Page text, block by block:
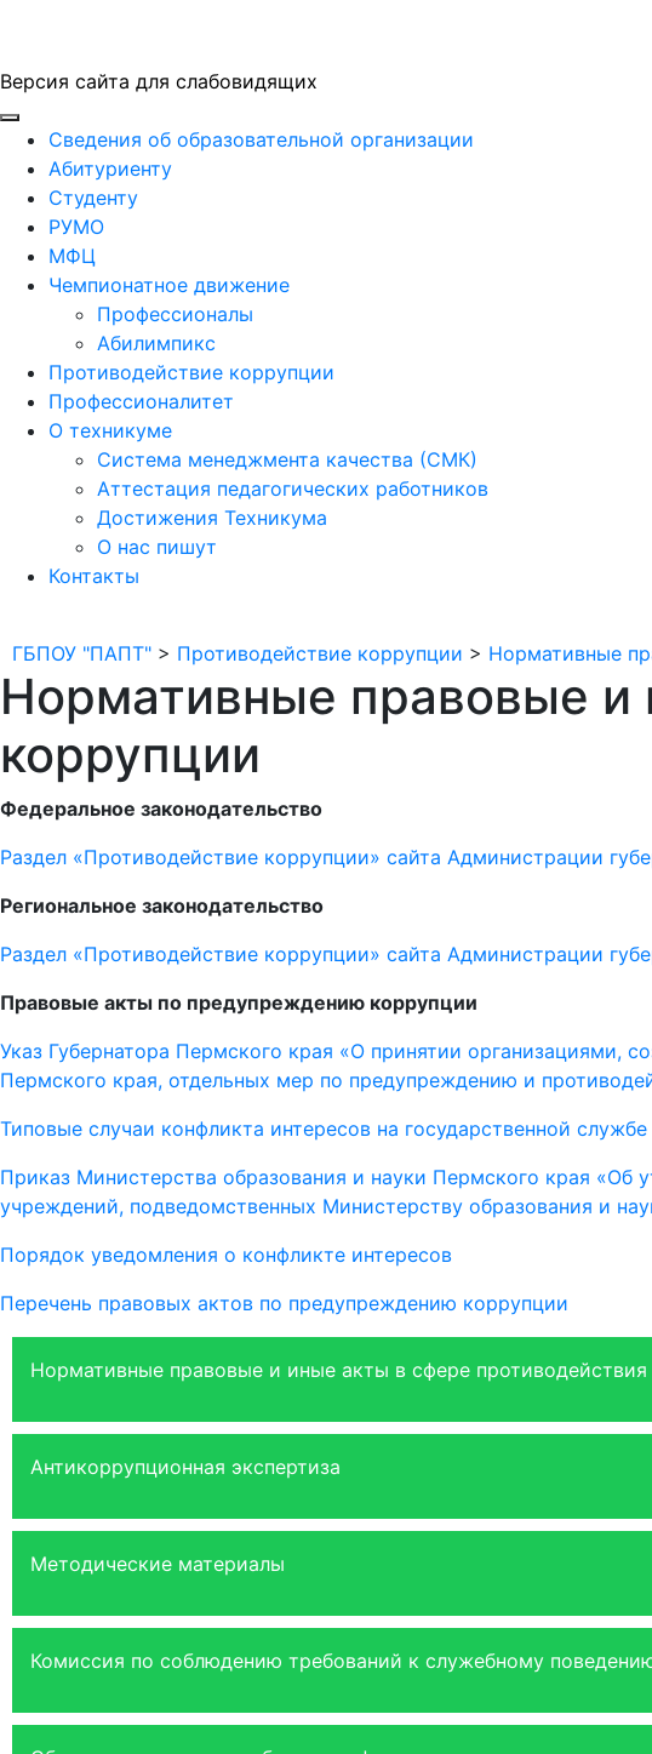
Версия сайта для слабовидящих
ГБПОУ "ПАПТ"
Сведения об образовательной организации
Абитуриенту
Студенту
РУМО
МФЦ
Чемпионатное движение
Профессионалы
Абилимпикс
Противодействие коррупции
Профессионалитет
О техникуме
Система менеджмента качества (СМК)
Аттестация педагогических работников
Достижения Техникума
О нас пишут
Контакты
ГБПОУ "ПАПТ" > Противодействие коррупции > Нормативные
Нормативные правовые и
коррупции
Федеральное законодательство
Раздел «Противодействие коррупции» сайта Администрации
Региональное законодательство
Раздел «Противодействие коррупции» сайта Администрации
Правовые акты по предупреждению коррупции
Указ Губернатора Пермского края «О принятии организациями,
Пермского края, отдельных мер по предупреждению и
Типовые случаи конфликта интересов на государственной
Приказ Министерства образования и науки Пермского края
учреждений, подведомственных Министерству образования и
Порядок уведомления о конфликте интересов
Перечень правовых актов по предупреждению коррупции
Нормативные правовые и иные акты в сфере
Антикоррупционная экспертиза
Методические материалы
Комиссия по соблюдению требований к служебному